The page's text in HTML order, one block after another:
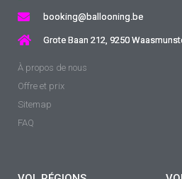
booking@ballooning.be
Grote Baan 212, 9250
À propos de nous
Offre et prix
Sitemap
FAQ